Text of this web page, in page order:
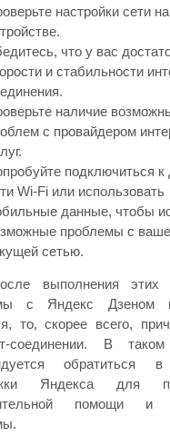
настройки сети
что у вас
и стабильности
наличие
с провайдером
подключиться к
Wi-Fi или использовать
данные, чтобы
проблемы с
сетью.
выполнения этих
с Яндекс Дзеном
то, скорее всего,
соединении. В
обратиться
Яндекса для
помощи и